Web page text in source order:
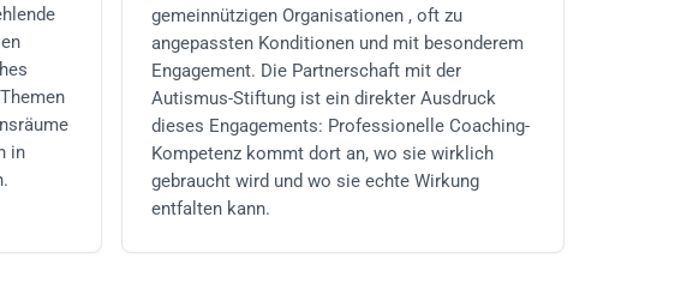
in
gemeinnützigen Organisationen , oft zu
angepassten Konditionen und mit besonderem
Engagement. Die Partnerschaft mit der
Autismus-Stiftung ist ein direkter Ausdruck
dieses Engagements: Professionelle Coaching-
Kompetenz kommt dort an, wo sie wirklich
gebraucht wird und wo sie echte Wirkung
entfalten kann.